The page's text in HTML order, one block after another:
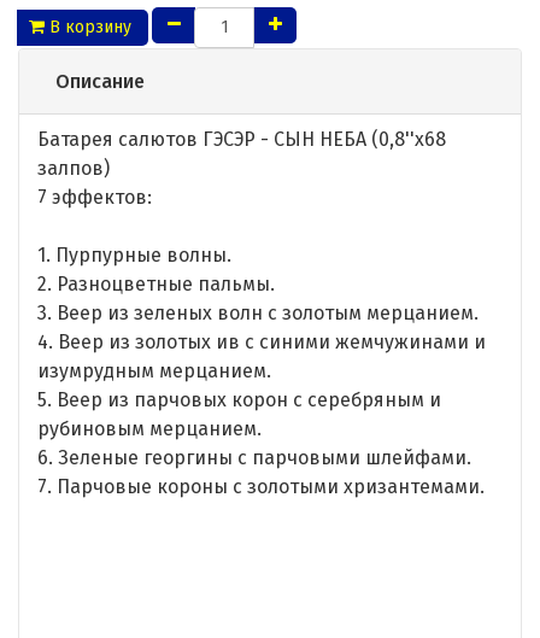
В корзину
Описание
Батарея салютов ГЭСЭР - СЫН НЕБА (0,8''х68
залпов)
7 эффектов:
1. Пурпурные волны.
2. Разноцветные пальмы.
3. Веер из зеленых волн с золотым мерцанием.
4. Веер из золотых ив с синими жемчужинами и
изумрудным мерцанием.
5. Веер из парчовых корон с серебряным и
рубиновым мерцанием.
6. Зеленые георгины с парчовыми шлейфами.
7. Парчовые короны с золотыми хризантемами.